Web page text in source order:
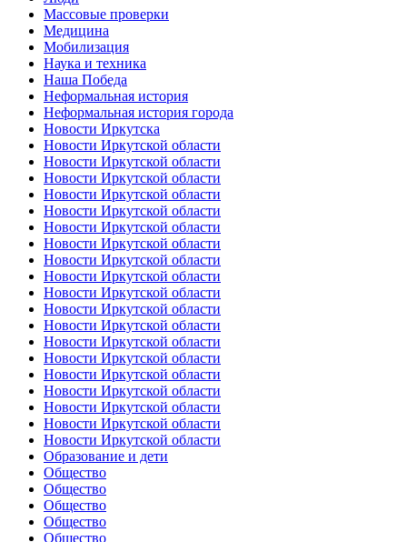
Массовые проверки
Медицина
Мобилизация
Наука и техника
Наша Победа
Неформальная история
Неформальная история города
Новости Иркутска
Новости Иркутской области
Новости Иркутской области
Новости Иркутской области
Новости Иркутской области
Новости Иркутской области
Новости Иркутской области
Новости Иркутской области
Новости Иркутской области
Новости Иркутской области
Новости Иркутской области
Новости Иркутской области
Новости Иркутской области
Новости Иркутской области
Новости Иркутской области
Новости Иркутской области
Новости Иркутской области
Новости Иркутской области
Новости Иркутской области
Новости Иркутской области
Образование и дети
Общество
Общество
Общество
Общество
Общество